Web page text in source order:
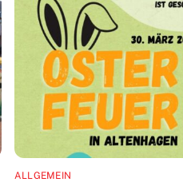
ALLGEMEIN